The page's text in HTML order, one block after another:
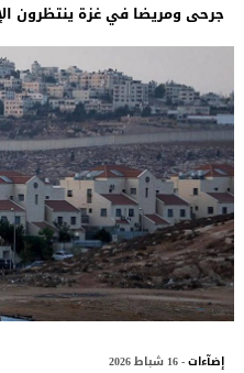
جرحى ومريضا في غزة ينتظرون
إضآءات- 16 شباط 2026